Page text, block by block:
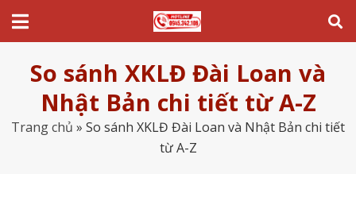
So sánh XKLĐ Đài Loan và
Nhật Bản chi tiết từ A-Z
Trang chủ » So sánh XKLĐ Đài Loan và Nhật Bản chi tiết
từ A-Z